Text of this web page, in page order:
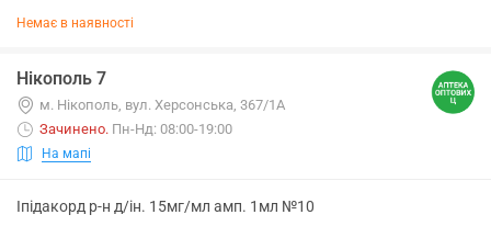
Немає в наявності
Нікополь 7
м. Нікополь, вул. Херсонська, 367/1А
Зачинено. Пн-Нд: 08:00-19:00
На мапі
Іпідакорд р-н д/ін. 15мг/мл амп. 1мл №10